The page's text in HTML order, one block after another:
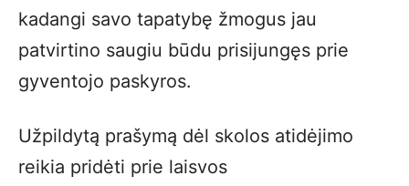
kadangi savo tapatybę žmogus jau
patvirtino saugiu būdu prisijungęs prie
gyventojo paskyros.
Užpildytą prašymą dėl skolos atidėjimo
reikia pridėti prie laisvos